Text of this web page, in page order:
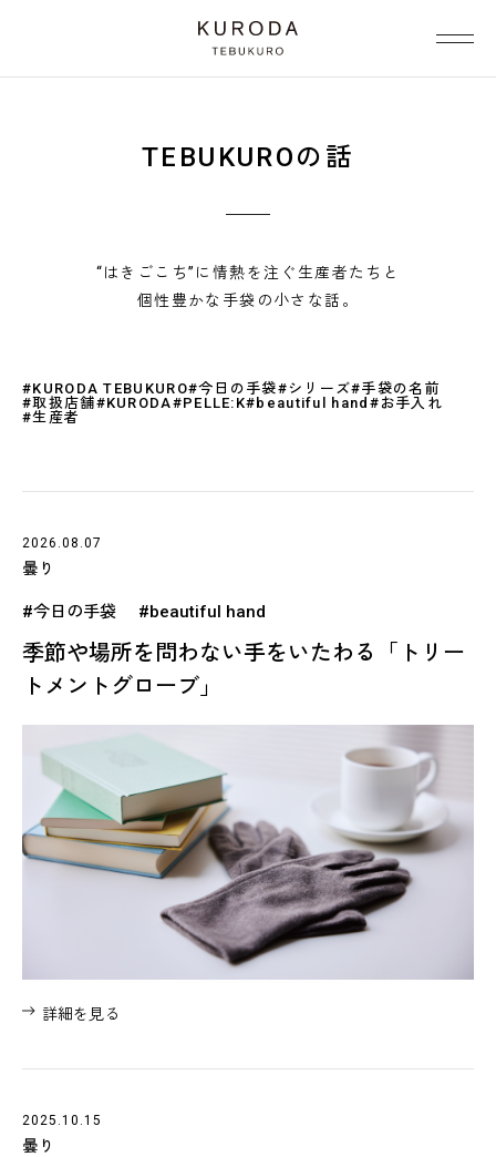
TEBUKUROの話
“はきごこち”に情熱を注ぐ生産者たちと
個性豊かな手袋の小さな話。
#KURODA TEBUKURO#今日の手袋#シリーズ#手袋の名前
#取扱店舗#KURODA#PELLE:K#beautiful hand #お手入れ
#生産者
2026.08.07
曇り
#今日の手袋 #beautiful hand
季節や場所を問わない手をいたわる「トリー
トメントグローブ」
詳細を見る
2025.10.15
曇り